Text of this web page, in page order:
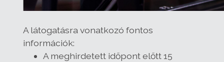
A látogatásra vonatkozó fontos
információk:
A meghirdetett időpont előtt 15